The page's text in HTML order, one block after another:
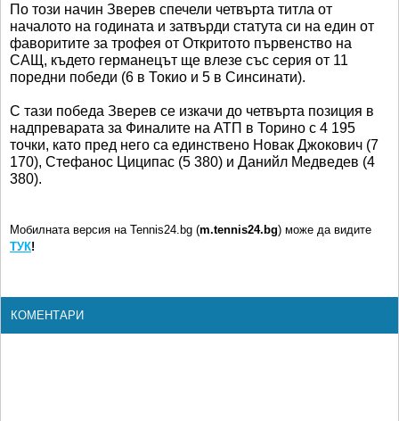
По този начин Зверев спечели четвърта титла от
началото на годината и затвърди статута си на един от
фаворитите за трофея от Откритото първенство на
САЩ, където германецът ще влезе със серия от 11
поредни победи (6 в Токио и 5 в Синсинати).
С тази победа Зверев се изкачи до четвърта позиция в
надпреварата за Финалите на АТП в Торино с 4 195
точки, като пред него са единствено Новак Джокович (7
170), Стефанос Циципас (5 380) и Данийл Медведев (4
380).
Мобилната версия на Tennis24.bg (m.tennis24.bg) може да видите
ТУК!
КОМЕНТАРИ